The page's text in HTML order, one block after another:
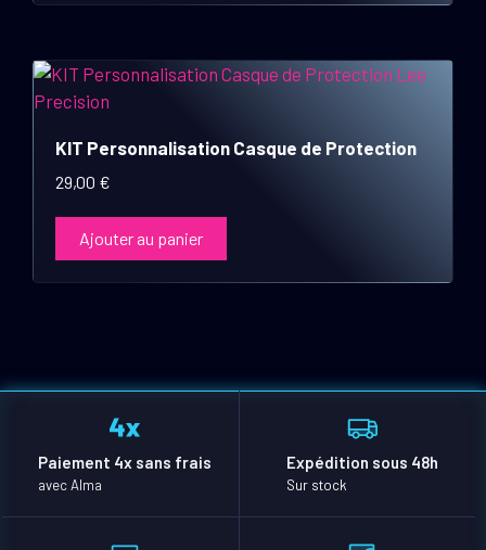
KIT Personnalisation Casque de Protection
29,00 €
Ajouter au panier
Paiement 4x sans frais
avec Alma
Expédition sous 48h
Sur stock